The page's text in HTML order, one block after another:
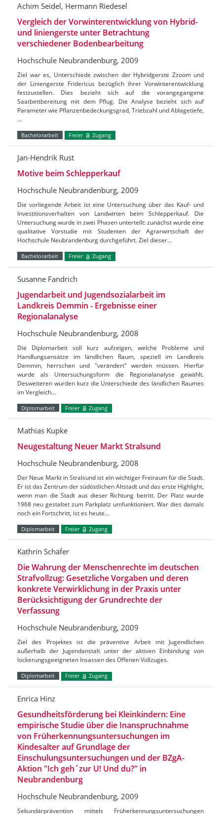
Achim Seidel, Hermann Riedesel
Vergleich der Vorwinterentwicklung von Hybrid-
und liniengerste unter Betrachtung
verschiedener Bodenbearbeitung
Hochschule Neubrandenburg, 2009
Ziel war es, Unterschiede zwischen der Hybridgerste Zzoom und
der Liniengerste Fridericus bezüglich ihrer Vorwinterentwicklung
festzustellen. Dies bezieht sich auf die vorangegangene
Saatbettbereitung mit dem Pflug. Die Analyse bezieht sich auf
Parameter wie Pflanzenbedeckungsgrad, Triebzahl und Ablagetiefe,
…
Bachelorarbeit Freier Zugang
Jan-Hendrik Rust
Motive beim Schlepperkauf
Hochschule Neubrandenburg, 2009
Die vorliegende Arbeit ist eine Untersuchung über das Kauf- und
Investitionsverhalten von Landwirten beim Schlepperkauf. Die
Untersuchung wurde in zwei Phasen unterteilt: zunächst wurde eine
qualitative Vorstudie mit Studenten der Agrarwirtschaft der
Hochschule Neubrandenburg durchgeführt. Ziel dieser…
Bachelorarbeit Freier Zugang
Susanne Fandrich
Jugendarbeit und Jugendsozialarbeit im
Landkreis Demmin - Ergebnisse einer
Regionalanalyse
Hochschule Neubrandenburg, 2008
Die Diplomarbeit soll kurz aufzeigen, welche Probleme und
Handlungsansätze im ländlichen Raum, speziell im Landkreis
Demmin, herrschen und "verändert" werden müssen. Hierfür
wurde als Untersuchungsform die Regionalanalyse gewählt.
Desweiteren wurden kurz die Unterschiede des ländlichen Raumes
im Vergleich…
Diplomarbeit Freier Zugang
Mathias Kupke
Neugestaltung Neuer Markt Stralsund
Hochschule Neubrandenburg, 2008
Der Neue Markt in Stralsund ist ein wichtiger Freiraum für die Stadt.
Er ist das Zentrum der südöstlichen Altstadt und das erste Highlight,
wenn man die Stadt aus dieser Richtung betritt. Der Platz wurde
1968 neu gestaltet zum Parkplatz umfunktioniert. War dies damals
noch ein Fortschritt, ist es heute…
Diplomarbeit Freier Zugang
Kathrin Schäfer
Die Wahrung der Menschenrechte im deutschen
Strafvollzug: Gesetzliche Vorgaben und deren
konkrete Verwirklichung in der Praxis unter
Berücksichtigung der Grundrechte der
Verfassung
Hochschule Neubrandenburg, 2009
Ziel des Projektes ist die präventive Arbeit mit Jugendlichen
außerhalb der Jugendanstalt unter der aktiven Einbindung von
lockerungsgeeigneten Insassen des Offenen Vollzuges.
Diplomarbeit Freier Zugang
Enrica Hinz
Gesundheitsförderung bei Kleinkindern: Eine
empirische Studie über die Inanspruchnahme
von Früherkennungsuntersuchungen im
Kindesalter auf Grundlage der
Einschulungsuntersuchungen und der BZgA-
Aktion "Ich geh´zur U! Und du?" in
Neubrandenburg
Hochschule Neubrandenburg, 2009
Sekundärprävention mittels Früherkennungsuntersuchungen